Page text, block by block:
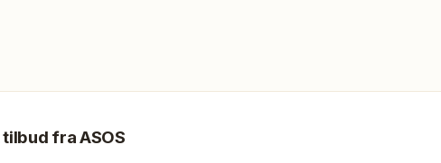
tilbud fraASOS